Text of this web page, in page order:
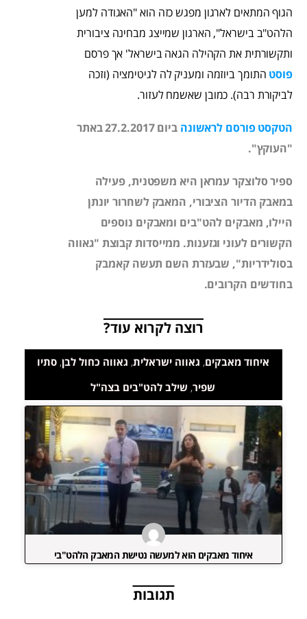
הגוף המתאים לארגון מפגש כזה הוא "האגודה למען
הלהט"ב בישראל", הארגון שמייצג מבחינה ציבורית
ותקשורתית את הקהילה הגאה בישראל' אך פרסם
פוסט התומך ביוזמה ומעניק לה לגיטימציה (וזכה
לביקורת רבה). כמובן שאשמח לעזור.
הטקסט פורסם לראשונה
ביום 27.2.2017 באתר
"העוקץ".
ספיר סלוצקר עמראן היא משפטנית, פעילה
במאבק הדיור הציבורי, המאבק לשחרור יונתן
היילו, מאבקים להט"בים ומאבקים נוספים
הקשורים לעוני וגזענות. ממייסדות קבוצת "גאווה
בסולידריות", שבעזרת השם תעשה קאמבק
בחודשים הקרובים.
רוצה לקרוא עוד?
איחוד מאבקים, גאווה ישראלית, גאווה כחול לבן,סתיו
שפיר, שילב להט"בים בצה"ל
איחוד מאבקים הוא למעשה נטישת המאבק הלהט"בי
תגובות